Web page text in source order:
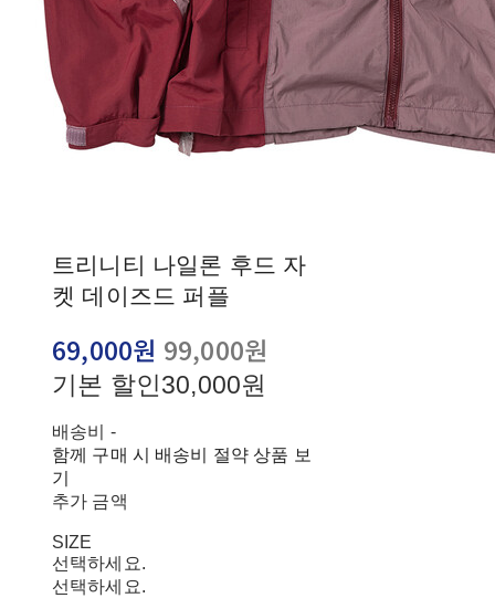
트리니티 나일론 후드 자
켓 데이즈드 퍼플
69,000원 99,000원
기본 할인30,000원
배송비 -
함께 구매 시 배송비 절약 상품 보
기
추가 금액
SIZE
선택하세요.
선택하세요.